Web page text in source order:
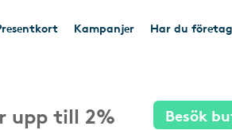
Kampanjer Har du
upp till 2% Besök